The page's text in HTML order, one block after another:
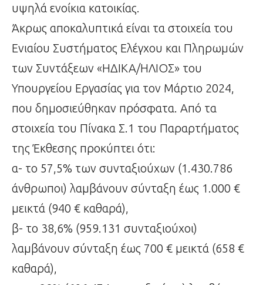
υψηλά ενοίκια κατοικίας.
Άκρως αποκαλυπτικά είναι τα στοιχεία του
Ενιαίου Συστήματος Ελέγχου και Πληρωμών
των Συντάξεων «ΗΔΙΚΑ/ΗΛΙΟΣ» του
Υπουργείου Εργασίας για τον Μάρτιο 2024,
που δημοσιεύθηκαν πρόσφατα. Από τα
στοιχεία του Πίνακα Σ.1 του Παραρτήματος
της Έκθεσης προκύπτει ότι:
α- το 57,5% των συνταξιούχων (1.430.786
άνθρωποι) λαμβάνουν σύνταξη έως 1.000 €
μεικτά (940 € καθαρά),
β- το 38,6% (959.131 συνταξιούχοι)
λαμβάνουν σύνταξη έως 700 € μεικτά (658 €
καθαρά),